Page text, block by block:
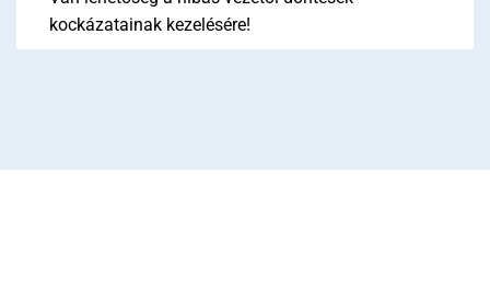
kockázatainak kezelésére!